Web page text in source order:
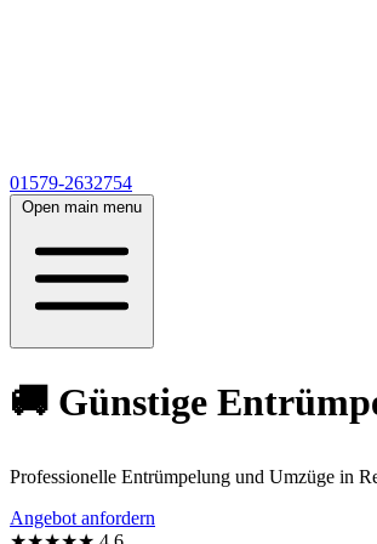
01579-2632754
Open main menu
🚚 Günstige
Professionelle Entrümpelung und Umzüge in
Angebot anfordern